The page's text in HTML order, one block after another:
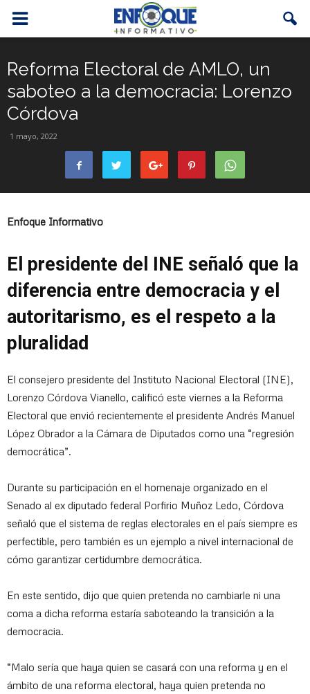
Reforma Electoral de AMLO, un
saboteo a la democracia: Lorenzo
Córdova
1 mayo, 2022
Enfoque Informativo
El presidente del INE señaló que la
diferencia entre democracia y el
autoritarismo, es el respeto a la
pluralidad
El consejero presidente del Instituto Nacional Electoral (INE),
Lorenzo Córdova Vianello, calificó este viernes a la Reforma
Electoral que envió recientemente el presidente Andrés Manuel
López Obrador a la Cámara de Diputados como una “regresión
democrática”.
Durante su participación en el homenaje organizado en el
Senado al ex diputado federal Porfirio Muñoz Ledo, Córdova
señaló que el sistema de reglas electorales en el país siempre es
perfectible, pero también es un ejemplo a nivel internacional de
cómo garantizar certidumbre democrática.
En este sentido, dijo que quien pretenda no cambiarle ni una
coma a dicha reforma estaría saboteando la transición a la
democracia.
“Malo sería que haya quien se casará con una reforma y en el
ámbito de una reforma electoral, haya quien pretenda no